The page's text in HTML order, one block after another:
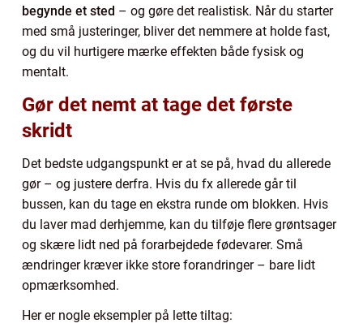
begynde et sted – og gøre det realistisk. Når du starter
med små justeringer, bliver det nemmere at holde fast,
og du vil hurtigere mærke effekten både fysisk og
mentalt.
Gør det nemt at tage det første
skridt
Det bedste udgangspunkt er at se på, hvad du allerede
gør – og justere derfra. Hvis du fx allerede går til
bussen, kan du tage en ekstra runde om blokken. Hvis
du laver mad derhjemme, kan du tilføje flere grøntsager
og skære lidt ned på forarbejdede fødevarer. Små
ændringer kræver ikke store forandringer – bare lidt
opmærksomhed.
Her er nogle eksempler på lette tiltag: